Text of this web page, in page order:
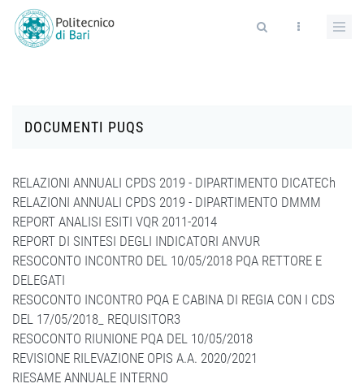
Salta al contenuto principale
DOCUMENTI PUQS
RELAZIONI ANNUALI CPDS 2019 - DIPARTIMENTO DICATECh
RELAZIONI ANNUALI CPDS 2019 - DIPARTIMENTO DMMM
REPORT ANALISI ESITI VQR 2011-2014
REPORT DI SINTESI DEGLI INDICATORI ANVUR
RESOCONTO INCONTRO DEL 10/05/2018 PQA RETTORE E
DELEGATI
RESOCONTO INCONTRO PQA E CABINA DI REGIA CON I CDS
DEL 17/05/2018_ REQUISITOR3
RESOCONTO RIUNIONE PQA DEL 10/05/2018
REVISIONE RILEVAZIONE OPIS A.A. 2020/2021
RIESAME ANNUALE INTERNO